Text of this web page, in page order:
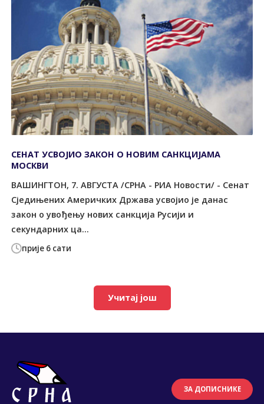
прије 6 сати
СЕНАТ УСВОЈИО ЗАКОН О НОВИМ САНКЦИЈАМА
МОСКВИ
ВАШИНГТОН, 7. АВГУСТА /СРНА - РИА Новости/ - Сенат
Сједињених Америчких Држава усвојио је данас
закон о увођењу нових санкција Русији и
секундарних ца...
Учитај још
ЗА ДОПИСНИКЕ